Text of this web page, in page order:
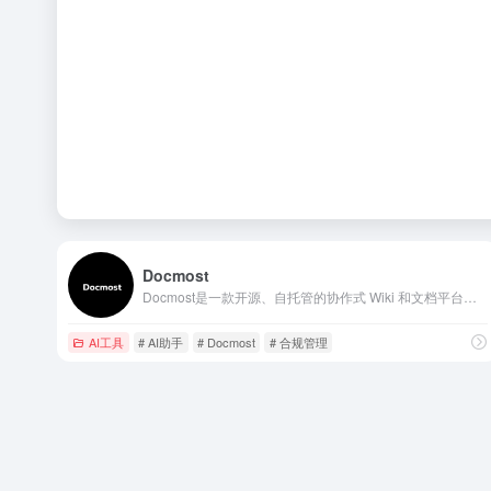
Docmost
AI工具 # AI助手 # Docmost # 合规管理